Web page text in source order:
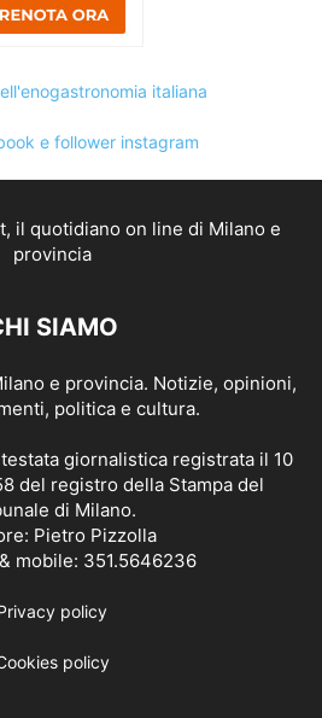
SIAMO
e provincia. Notizie, opinioni,
politica e cultura.
giornalistica registrata il 10
del registro della Stampa del
di Milano.
Pietro Pizzolla
mobile: 351.5646236
policy
policy